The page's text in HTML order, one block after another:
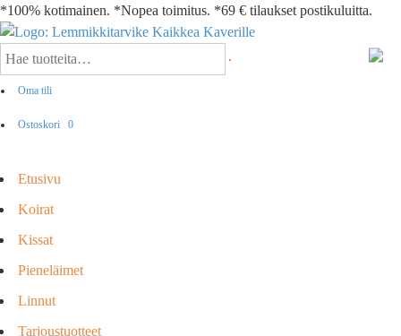
*100% kotimainen. *Nopea toimitus. *69 € tilaukset postikuluitta.
Oma tili
Ostoskori 0
Etusivu
Koirat
Kissat
Pieneläimet
Linnut
Tarjoustuotteet